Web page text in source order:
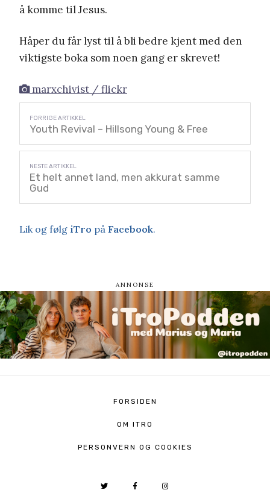
å komme til Jesus.
Håper du får lyst til å bli bedre kjent med den
viktigste boka som noen gang er skrevet!
marxchivist / flickr
Youth Revival – Hillsong Young & Free
Et helt annet land, men akkurat samme
Gud
Lik og følg iTro på Facebook.
FORSIDEN
OM ITRO
PERSONVERN OG COOKIES